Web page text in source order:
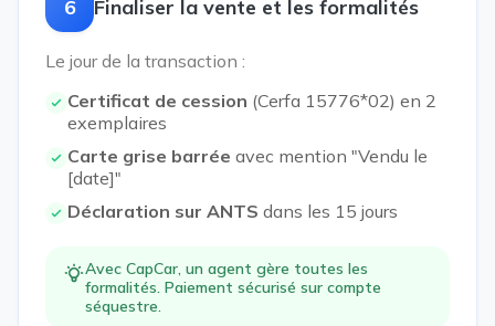
6 Finaliser la vente et les formalités
Le jour de la transaction :
Certificat de cession (Cerfa 15776*02) en 2
exemplaires
Carte grise barrée avec mention "Vendu le
[date]"
Déclaration sur ANTS dans les 15 jours
Avec CapCar, un agent gère toutes les
formalités. Paiement sécurisé sur compte
séquestre.